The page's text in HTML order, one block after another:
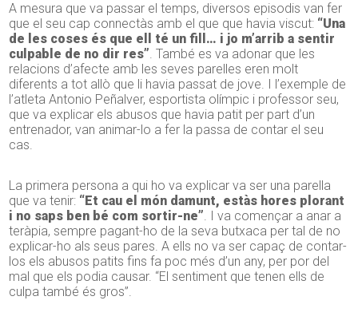
A mesura que va passar el temps, diversos episodis van fer
que el seu cap connectàs amb el que que havia viscut: “Una
de les coses és que ell té un fill… i jo m’arrib a sentir
culpable de no dir res”. També es va adonar que les
relacions d’afecte amb les seves parelles eren molt
diferents a tot allò que li havia passat de jove. I l’exemple de
l’atleta Antonio Peñalver, esportista olímpic i professor seu,
que va explicar els abusos que havia patit per part d’un
entrenador, van animar-lo a fer la passa de contar el seu
cas.
La primera persona a qui ho va explicar va ser una parella
que va tenir: “Et cau el món damunt, estàs hores plorant
i no saps ben bé com sortir-ne”. I va començar a anar a
teràpia, sempre pagant-ho de la seva butxaca per tal de no
explicar-ho als seus pares. A ells no va ser capaç de contar-
los els abusos patits fins fa poc més d’un any, per por del
mal que els podia causar. “El sentiment que tenen ells de
culpa també és gros”.